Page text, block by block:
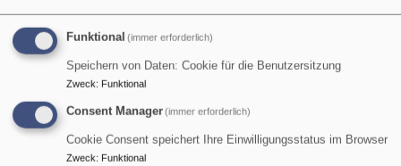
Sa, 8.8. 12 Uhr
Bergandacht auf dem Wankgipfel
Pfarrerin Heike-Andrea Brunner-Wild
Funktional (immer erforderlich)
Speichern von Daten: Cookie für die Benutzersitzung
Zweck: Funktional
Consent Manager(immer erforderlich)
Cookie Consent speichert Ihre Einwilligungsstatus im Browser
Zweck: Funktional